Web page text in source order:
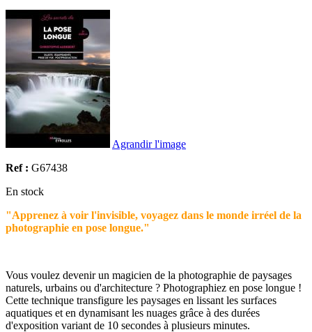
Agrandir l'image
Ref : G67438
En stock
"Apprenez à voir l'invisible, voyagez dans le monde irréel de la
photographie en pose longue."
Vous voulez devenir un magicien de la photographie de paysages
naturels, urbains ou d'architecture ? Photographiez en pose longue !
Cette technique transfigure les paysages en lissant les surfaces
aquatiques et en dynamisant les nuages grâce à des durées
d'exposition variant de 10 secondes à plusieurs minutes.